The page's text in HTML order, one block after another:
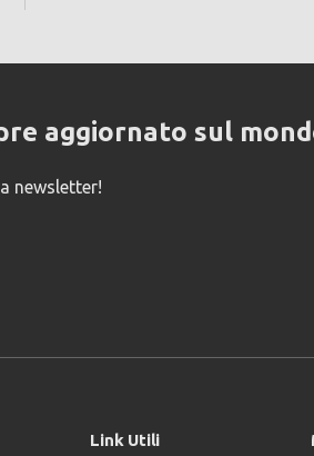
aggiornato sul
newsletter!
Link Utili